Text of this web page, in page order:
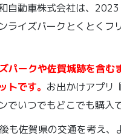
自動車株式会社は、
ライズパークとくとく
パークや佐賀城跡を含
トです。 お出かけアプリ
いつでもどこでも購入
も佐賀県の交通を考え